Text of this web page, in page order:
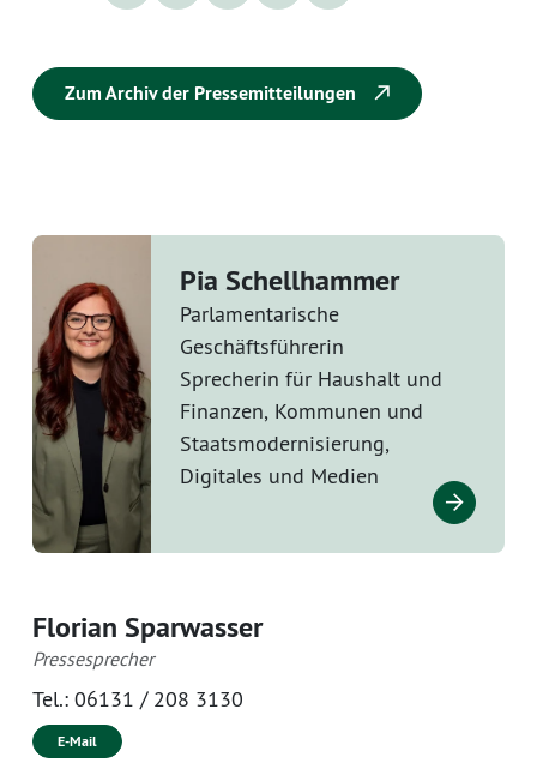
Zum Archiv der Pressemitteilungen
Pia Schellhammer
Parlamentarische
Geschäftsführerin
Sprecherin für Haushalt und
Finanzen, Kommunen und
Staatsmodernisierung,
Digitales und Medien
Florian Sparwasser
Pressesprecher
Tel.: 06131 / 208 3130
E-Mail